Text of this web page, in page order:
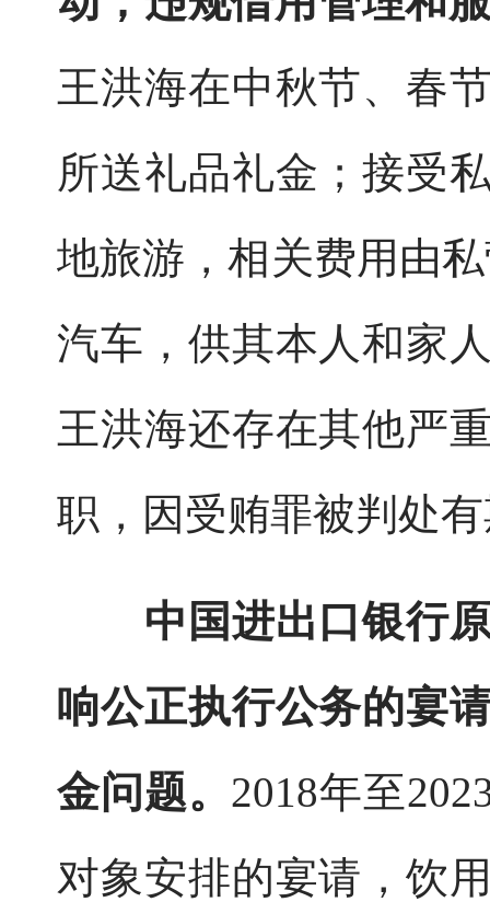
王洪海在中秋节、春
所送礼品礼金；接受
地旅游，相关费用由
汽车，供其本人和家
王洪海还存在其他严
职，因受贿罪被判处
中国进出口银行
响公正执行公务的宴
金问题。 2018年至
对象安排的宴请，饮